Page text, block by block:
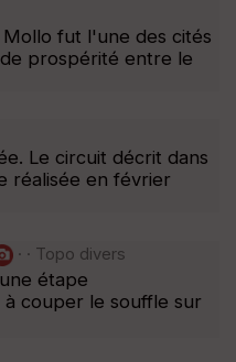
fut l'une des cités
prospérité entre le
Le circuit décrit dans
réalisée en février
· · Topo divers
étape
couper le souffle sur